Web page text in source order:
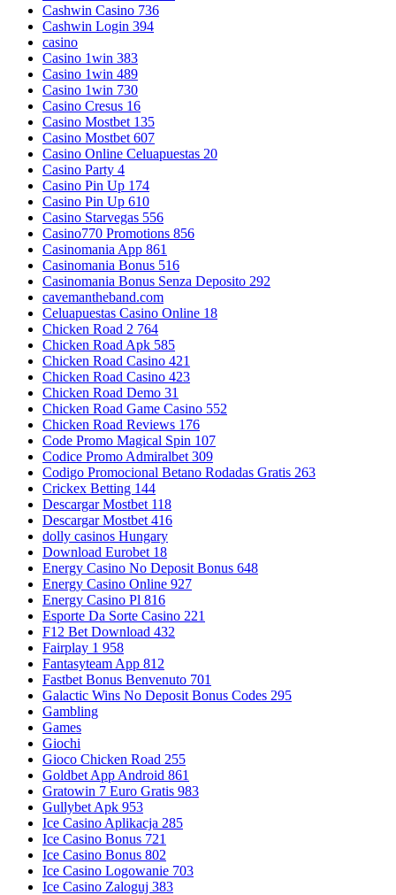
Cashwin Casino 736
Cashwin Login 394
casino
Casino 1win 383
Casino 1win 489
Casino 1win 730
Casino Cresus 16
Casino Mostbet 135
Casino Mostbet 607
Casino Online Celuapuestas 20
Casino Party 4
Casino Pin Up 174
Casino Pin Up 610
Casino Starvegas 556
Casino770 Promotions 856
Casinomania App 861
Casinomania Bonus 516
Casinomania Bonus Senza Deposito 292
cavemantheband.com
Celuapuestas Casino Online 18
Chicken Road 2 764
Chicken Road Apk 585
Chicken Road Casino 421
Chicken Road Casino 423
Chicken Road Demo 31
Chicken Road Game Casino 552
Chicken Road Reviews 176
Code Promo Magical Spin 107
Codice Promo Admiralbet 309
Codigo Promocional Betano Rodadas Gratis 263
Crickex Betting 144
Descargar Mostbet 118
Descargar Mostbet 416
dolly casinos Hungary
Download Eurobet 18
Energy Casino No Deposit Bonus 648
Energy Casino Online 927
Energy Casino Pl 816
Esporte Da Sorte Casino 221
F12 Bet Download 432
Fairplay 1 958
Fantasyteam App 812
Fastbet Bonus Benvenuto 701
Galactic Wins No Deposit Bonus Codes 295
Gambling
Games
Giochi
Gioco Chicken Road 255
Goldbet App Android 861
Gratowin 7 Euro Gratis 983
Gullybet Apk 953
Ice Casino Aplikacja 285
Ice Casino Bonus 721
Ice Casino Bonus 802
Ice Casino Logowanie 703
Ice Casino Zaloguj 383